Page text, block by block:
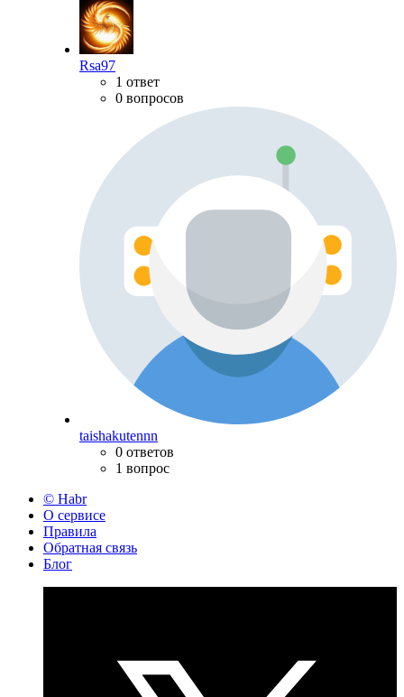
Rsa97
1 ответ
0 вопросов
taishakutennn
0 ответов
1 вопрос
© Habr
О сервисе
Правила
Обратная связь
Блог